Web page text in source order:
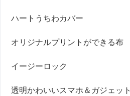
ハートうちわカバー
オリジナルプリントができる布
イージーロック
透明かわいいスマホ＆ガジェット